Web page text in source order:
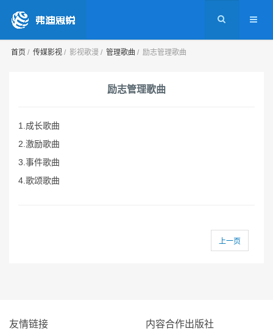
首页 传媒影视 影视歌漫 管理歌曲 励志管理歌曲
励志管理歌曲
1.成长歌曲
2.激励歌曲
3.事件歌曲
4.歌颂歌曲
上一页
友情链接 内容合作出版社